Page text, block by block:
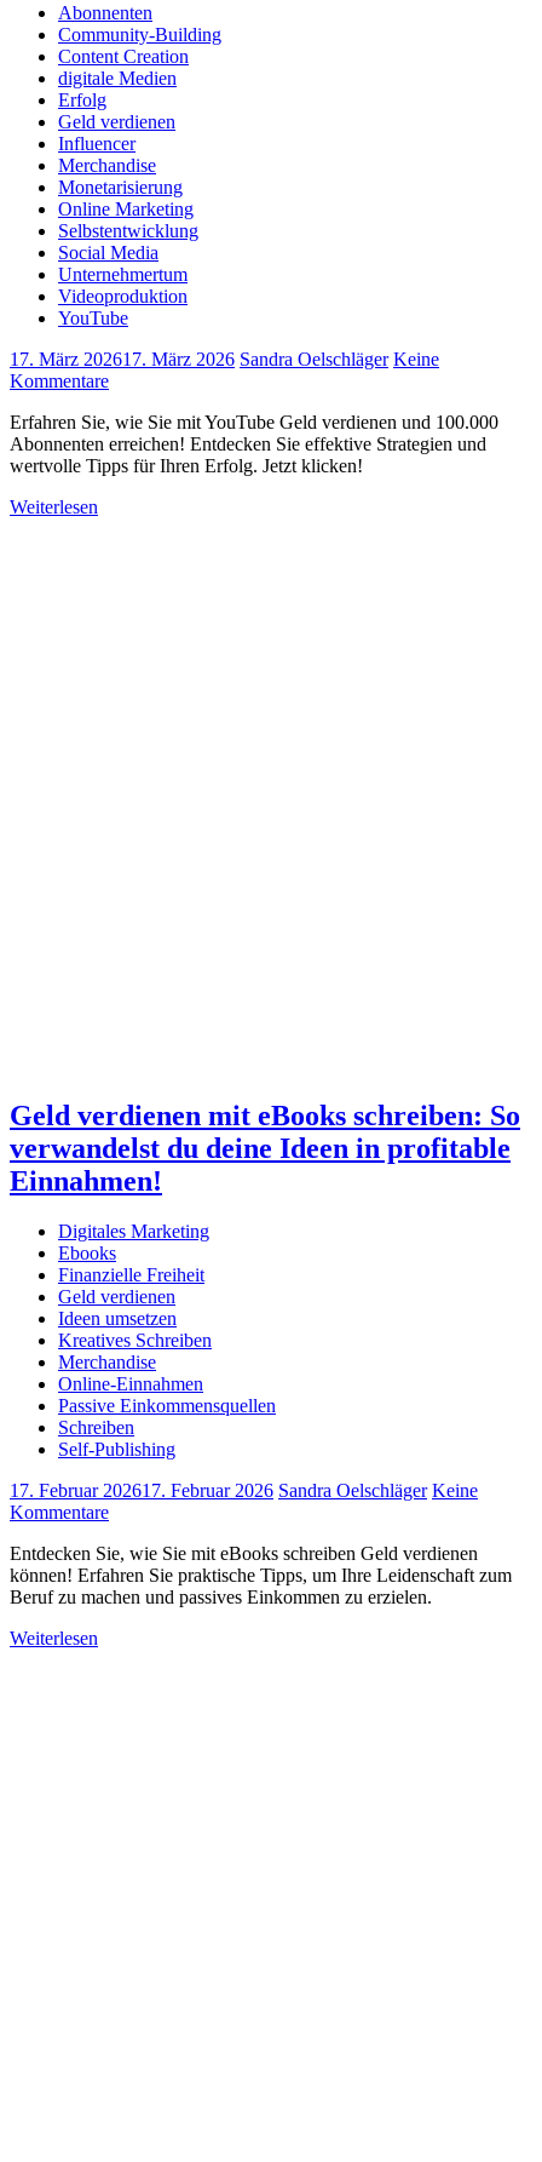
Abonnenten
Community-Building
Content Creation
digitale Medien
Erfolg
Geld verdienen
Influencer
Merchandise
Monetarisierung
Online Marketing
Selbstentwicklung
Social Media
Unternehmertum
Videoproduktion
YouTube
17. März 202617. März 2026 Sandra Oelschläger Keine
Kommentare
Erfahren Sie, wie Sie mit YouTube Geld verdienen und 100.000
Abonnenten erreichen! Entdecken Sie effektive Strategien und
wertvolle Tipps für Ihren Erfolg. Jetzt klicken!
Weiterlesen
Geld verdienen mit eBooks schreiben: So
verwandelst du deine Ideen in profitable
Einnahmen!
Digitales Marketing
Ebooks
Finanzielle Freiheit
Geld verdienen
Ideen umsetzen
Kreatives Schreiben
Merchandise
Online-Einnahmen
Passive Einkommensquellen
Schreiben
Self-Publishing
17. Februar 202617. Februar 2026 Sandra Oelschläger Keine
Kommentare
Entdecken Sie, wie Sie mit eBooks schreiben Geld verdienen
können! Erfahren Sie praktische Tipps, um Ihre Leidenschaft zum
Beruf zu machen und passives Einkommen zu erzielen.
Weiterlesen